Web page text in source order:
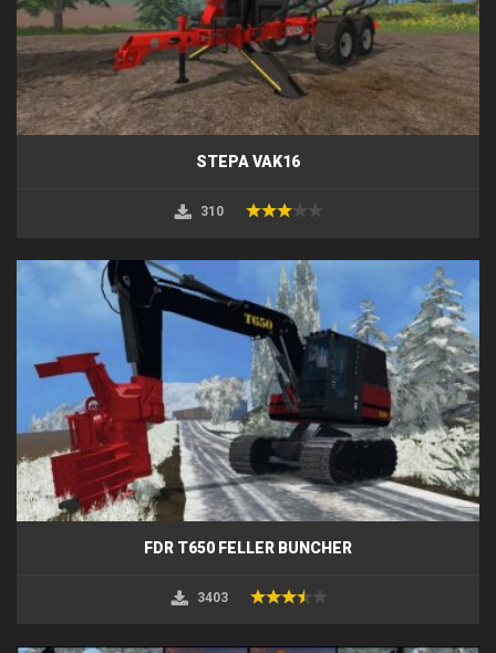
STEPA VAK16
310
FDR T650 FELLER BUNCHER
3403